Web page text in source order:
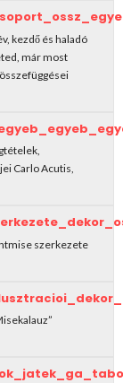
kezdő és haladó
már most
Carlo Acutis,
szerkezete